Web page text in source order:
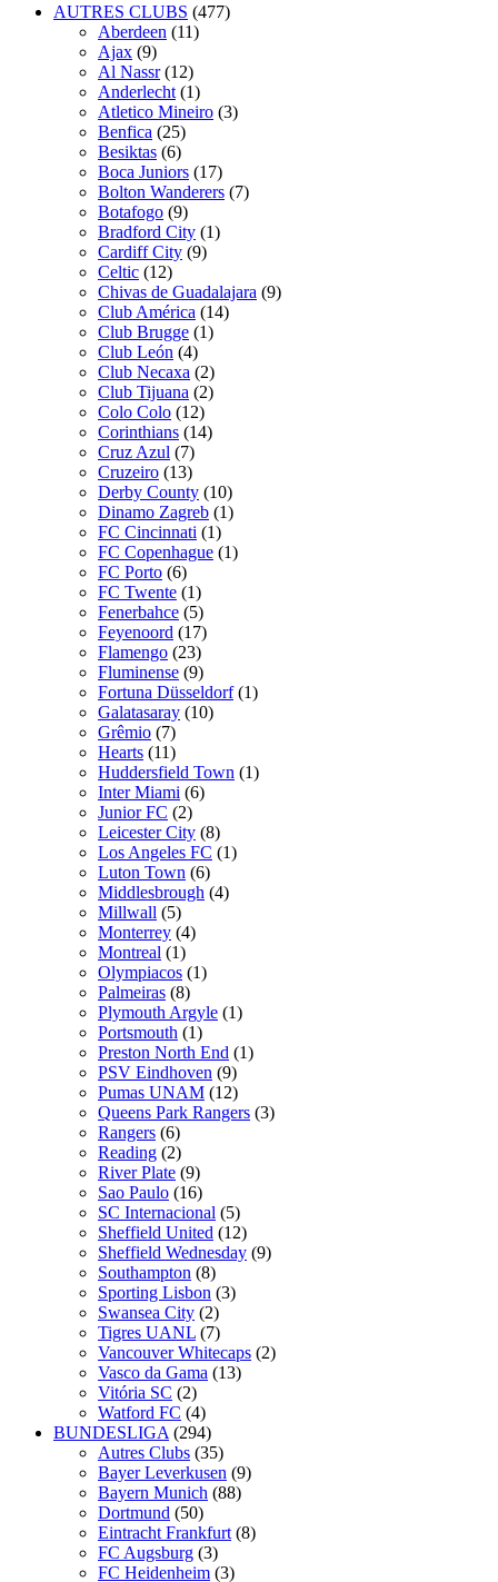
AUTRES CLUBS (477)
Aberdeen (11)
Ajax (9)
Al Nassr (12)
Anderlecht (1)
Atletico Mineiro (3)
Benfica (25)
Besiktas (6)
Boca Juniors (17)
Bolton Wanderers (7)
Botafogo (9)
Bradford City (1)
Cardiff City (9)
Celtic (12)
Chivas de Guadalajara (9)
Club América (14)
Club Brugge (1)
Club León (4)
Club Necaxa (2)
Club Tijuana (2)
Colo Colo (12)
Corinthians (14)
Cruz Azul (7)
Cruzeiro (13)
Derby County (10)
Dinamo Zagreb (1)
FC Cincinnati (1)
FC Copenhague (1)
FC Porto (6)
FC Twente (1)
Fenerbahce (5)
Feyenoord (17)
Flamengo (23)
Fluminense (9)
Fortuna Düsseldorf (1)
Galatasaray (10)
Grêmio (7)
Hearts (11)
Huddersfield Town (1)
Inter Miami (6)
Junior FC (2)
Leicester City (8)
Los Angeles FC (1)
Luton Town (6)
Middlesbrough (4)
Millwall (5)
Monterrey (4)
Montreal (1)
Olympiacos (1)
Palmeiras (8)
Plymouth Argyle (1)
Portsmouth (1)
Preston North End (1)
PSV Eindhoven (9)
Pumas UNAM (12)
Queens Park Rangers (3)
Rangers (6)
Reading (2)
River Plate (9)
Sao Paulo (16)
SC Internacional (5)
Sheffield United (12)
Sheffield Wednesday (9)
Southampton (8)
Sporting Lisbon (3)
Swansea City (2)
Tigres UANL (7)
Vancouver Whitecaps (2)
Vasco da Gama (13)
Vitória SC (2)
Watford FC (4)
BUNDESLIGA (294)
Autres Clubs (35)
Bayer Leverkusen (9)
Bayern Munich (88)
Dortmund (50)
Eintracht Frankfurt (8)
FC Augsburg (3)
FC Heidenheim (3)